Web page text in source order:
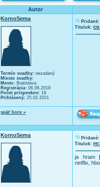
Autor
KornoSema
Termín svadby: nezadaný
Miesto svadby:
Mesto: Bratislava
Registrácia: 06.06.2019
Počet príspevkov: 19
Prihlásený: 25.02.2021
Pridané:
Titulok:
späť hore »
KornoSema Pridané:
Titulok:
ja hram
netflix,